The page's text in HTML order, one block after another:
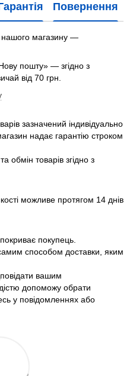
Повернення
нашого магазину —
пошту» — згідно з
від 70 грн.
зазначений індивідуально
надає гарантію строком
обмін товарів згідно з
можливе протягом 14 днів
покупець.
способом доставки, яким
вашим
допоможу обрати
у повідомленнях або